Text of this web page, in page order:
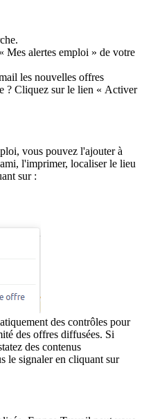
Mes alertes emploi » de votre
les nouvelles offres
? Cliquez sur le lien « Activer
vous pouvez l'ajouter à
l'imprimer, localiser le lieu
sur :
des contrôles pour
des offres diffusées. Si
des contenus
le signaler en cliquant sur